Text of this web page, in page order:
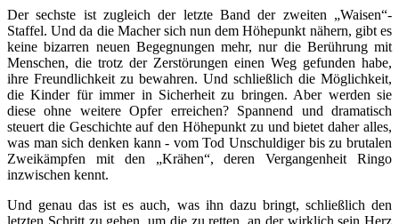
Der sechste ist zugleich der letzte Band der zweiten „Waisen“-
Staffel. Und da die Macher sich nun dem Höhepunkt nähern, gibt es
keine bizarren neuen Begegnungen mehr, nur die Berührung mit
Menschen, die trotz der Zerstörungen einen Weg gefunden habe,
ihre Freundlichkeit zu bewahren. Und schließlich die Möglichkeit,
die Kinder für immer in Sicherheit zu bringen. Aber werden sie
diese ohne weitere Opfer erreichen? Spannend und dramatisch
steuert die Geschichte auf den Höhepunkt zu und bietet daher alles,
was man sich denken kann - vom Tod Unschuldiger bis zu brutalen
Zweikämpfen mit den „Krähen“, deren Vergangenheit Ringo
inzwischen kennt.
Und genau das ist es auch, was ihn dazu bringt, schließlich den
letzten Schritt zu gehen, um die zu retten, an der wirklich sein Herz